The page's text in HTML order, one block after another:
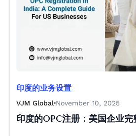
印度的业务设置
VJM Global November 10, 2025
印度的OPC注册：美国企业完